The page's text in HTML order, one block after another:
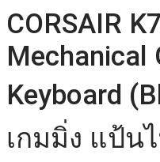
CORSAIR
Mechanical
Keyboard
เกมมิ่ง แป้น